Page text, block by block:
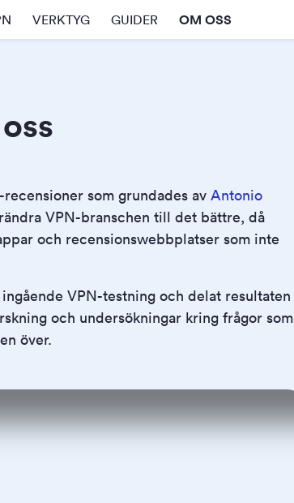
VERKTYG GUIDER OM OSS
som grundades av Antonio
VPN-branschen till det bättre, då
och recensionswebbplatser som inte
VPN-testning och delat resultaten
och undersökningar kring frågor som
över.